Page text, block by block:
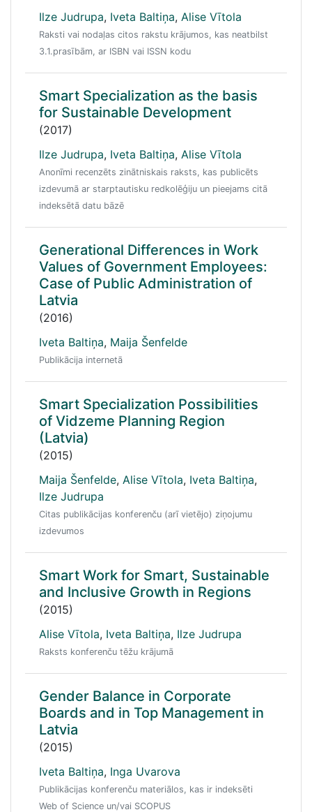
Ilze Judrupa, Iveta Baltiņa, Alise Vītola
Raksti vai nodaļas citos rakstu krājumos, kas neatbilst
3.1.prasībām, ar ISBN vai ISSN kodu
Smart Specialization as the basis
for Sustainable Development
(2017)
Ilze Judrupa, Iveta Baltiņa, Alise Vītola
Anonīmi recenzēts zinātniskais raksts, kas publicēts
izdevumā ar starptautisku redkolēģiju un pieejams citā
indeksētā datu bāzē
Generational Differences in Work
Values of Government Employees:
Case of Public Administration of
Latvia
(2016)
Iveta Baltiņa, Maija Šenfelde
Publikācija internetā
Smart Specialization Possibilities
of Vidzeme Planning Region
(Latvia)
(2015)
Maija Šenfelde, Alise Vītola, Iveta Baltiņa,
Ilze Judrupa
Citas publikācijas konferenču (arī vietējo) ziņojumu
izdevumos
Smart Work for Smart, Sustainable
and Inclusive Growth in Regions
(2015)
Alise Vītola, Iveta Baltiņa, Ilze Judrupa
Raksts konferenču tēžu krājumā
Gender Balance in Corporate
Boards and in Top Management in
Latvia
(2015)
Iveta Baltiņa, Inga Uvarova
Publikācijas konferenču materiālos, kas ir indeksēti
Web of Science un/vai SCOPUS